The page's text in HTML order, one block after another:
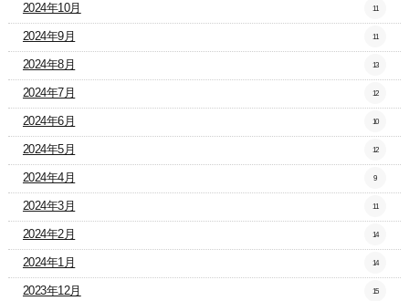
2024年10月 11
2024年9月 11
2024年8月 13
2024年7月 12
2024年6月 10
2024年5月 12
2024年4月 9
2024年3月 11
2024年2月 14
2024年1月 14
2023年12月 15